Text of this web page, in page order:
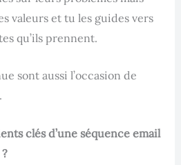
valeurs et tu les guides vers
qu’ils prennent.
sont aussi l’occasion de
clés d’une séquence email